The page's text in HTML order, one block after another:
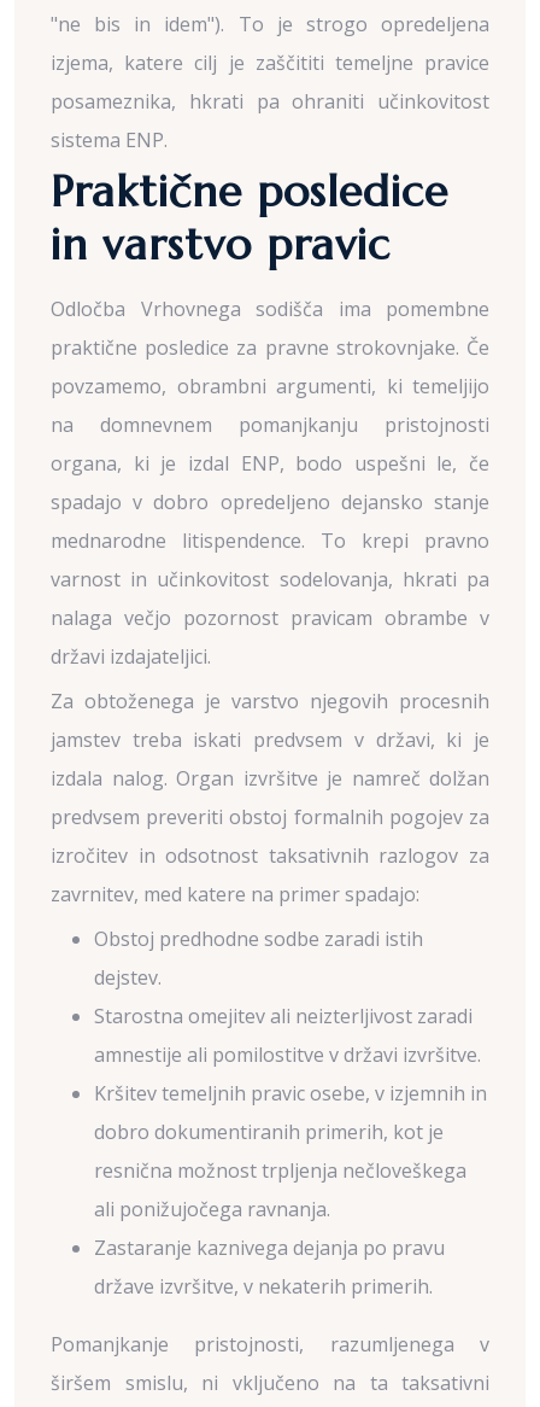
"ne bis in idem"). To je strogo opredeljena
izjema, katere cilj je zaščititi temeljne pravice
posameznika, hkrati pa ohraniti učinkovitost
sistema ENP.
Praktične posledice
in varstvo pravic
Odločba Vrhovnega sodišča ima pomembne
praktične posledice za pravne strokovnjake. Če
povzamemo, obrambni argumenti, ki temeljijo
na domnevnem pomanjkanju pristojnosti
organa, ki je izdal ENP, bodo uspešni le, če
spadajo v dobro opredeljeno dejansko stanje
mednarodne litispendence. To krepi pravno
varnost in učinkovitost sodelovanja, hkrati pa
nalaga večjo pozornost pravicam obrambe v
državi izdajateljici.
Za obtoženega je varstvo njegovih procesnih
jamstev treba iskati predvsem v državi, ki je
izdala nalog. Organ izvršitve je namreč dolžan
predvsem preveriti obstoj formalnih pogojev za
izročitev in odsotnost taksativnih razlogov za
zavrnitev, med katere na primer spadajo:
Obstoj predhodne sodbe zaradi istih
dejstev.
Starostna omejitev ali neizterljivost zaradi
amnestije ali pomilostitve v državi izvršitve.
Kršitev temeljnih pravic osebe, v izjemnih in
dobro dokumentiranih primerih, kot je
resnična možnost trpljenja nečloveškega
ali ponižujočega ravnanja.
Zastaranje kaznivega dejanja po pravu
države izvršitve, v nekaterih primerih.
Pomanjkanje pristojnosti, razumljenega v
širšem smislu, ni vključeno na ta taksativni